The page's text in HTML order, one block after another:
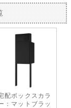
配ボックスカラ
：マットブラッ